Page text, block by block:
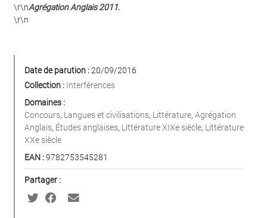
\r\nAgrégation Anglais 2011.
\r\n
Date de parution :20/09/2016
Collection : Interférences
Domaines :
Concours, Langues et civilisations, Littérature, Agrégation
Anglais, Études anglaises, Littérature XIXe siècle, Littérature
XXe siècle
EAN :9782753545281
Partager :